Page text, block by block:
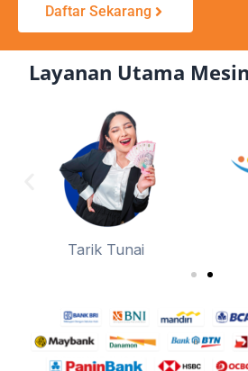
Daftar Sekarang
Layanan Utama
Tarik Tunai